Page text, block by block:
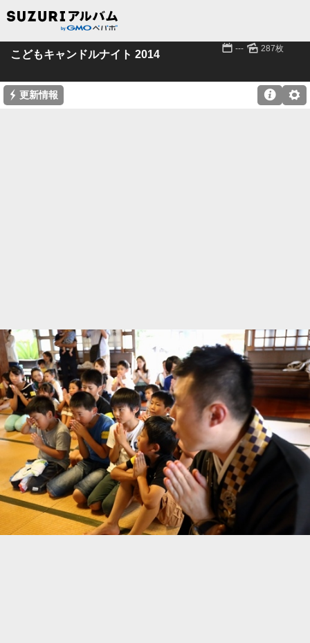
こどもキャンドルナイト 2014 📅 --- 🌄 287枚
⚡ 更新情報 ⚙
